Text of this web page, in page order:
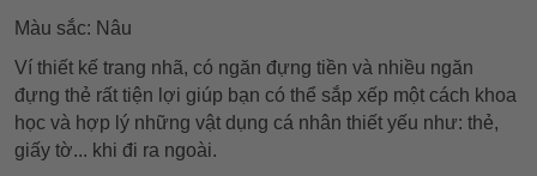
Màu sắc: Nâu
Ví thiết kế trang nhã, có ngăn đựng tiền và nhiều ngăn
đựng thẻ rất tiện lợi giúp bạn có thể sắp xếp một cách khoa
học và hợp lý những vật dụng cá nhân thiết yếu như: thẻ,
giấy tờ... khi đi ra ngoài.